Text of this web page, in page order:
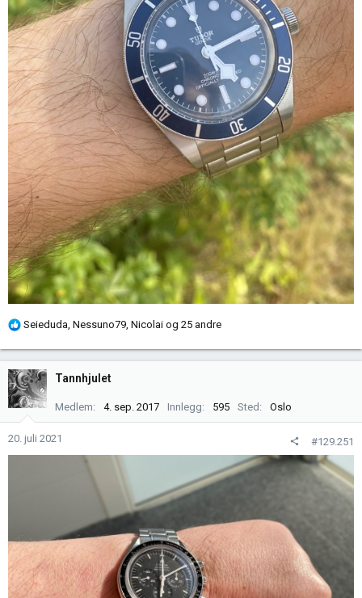
R
k
s
j
n
e
Seieduda, Nessuno79, Nicolai og 25 andre
Tannhjulet
Medlem 4. sep. 2017 Innlegg 595 Sted Oslo
20. juli 2021 #129.251